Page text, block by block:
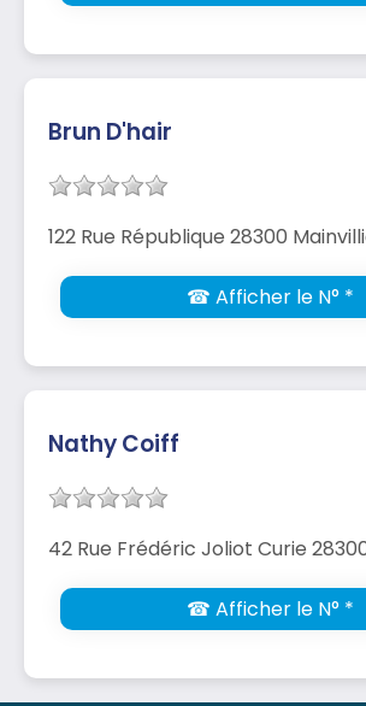
Brun D'hair
122 Rue République 28300
☎ Afficher le N° *
Nathy Coiff
42 Rue Frédéric Joliot Curie
☎ Afficher le N° *